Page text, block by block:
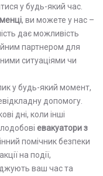
у будь-який час.
, ви можете у нас –
дає можливість
партнером для
ситуаціями чи
у будь-який момент,
допомогу.
дні, коли інші
евакуатори з
помічник безпеки
на події,
ваш час та